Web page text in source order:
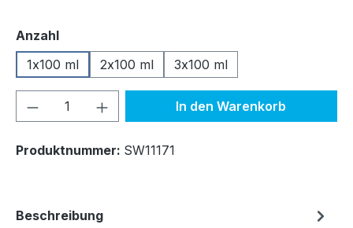
Anzahlauswählen
1x100 ml
2x100 ml 3x100 ml
Produkt Anzahl: Gib denIn den Warenkorb
Produktnummer: SW11171
Beschreibung